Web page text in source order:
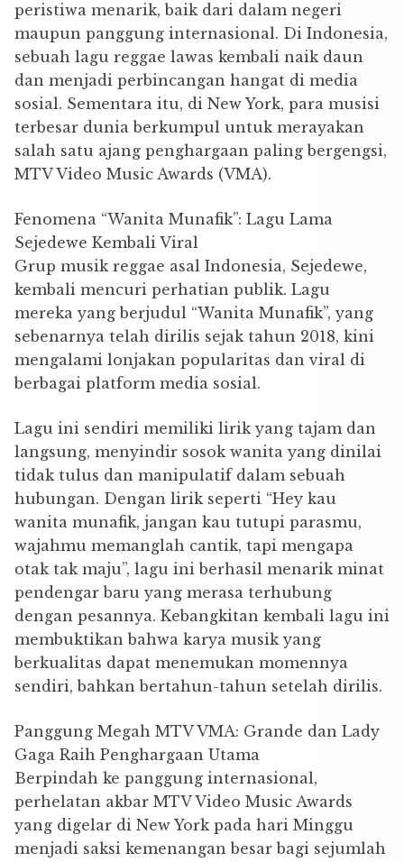
peristiwa menarik, baik dari dalam negeri
maupun panggung internasional. Di Indonesia,
sebuah lagu reggae lawas kembali naik daun
dan menjadi perbincangan hangat di media
sosial. Sementara itu, di New York, para musisi
terbesar dunia berkumpul untuk merayakan
salah satu ajang penghargaan paling bergengsi,
MTV Video Music Awards (VMA).
Fenomena “Wanita Munafik”: Lagu Lama
Sejedewe Kembali Viral
Grup musik reggae asal Indonesia, Sejedewe,
kembali mencuri perhatian publik. Lagu
mereka yang berjudul “Wanita Munafik”, yang
sebenarnya telah dirilis sejak tahun 2018, kini
mengalami lonjakan popularitas dan viral di
berbagai platform media sosial.
Lagu ini sendiri memiliki lirik yang tajam dan
langsung, menyindir sosok wanita yang dinilai
tidak tulus dan manipulatif dalam sebuah
hubungan. Dengan lirik seperti “Hey kau
wanita munafik, jangan kau tutupi parasmu,
wajahmu memanglah cantik, tapi mengapa
otak tak maju”, lagu ini berhasil menarik minat
pendengar baru yang merasa terhubung
dengan pesannya. Kebangkitan kembali lagu ini
membuktikan bahwa karya musik yang
berkualitas dapat menemukan momennya
sendiri, bahkan bertahun-tahun setelah dirilis.
Panggung Megah MTV VMA: Grande dan Lady
Gaga Raih Penghargaan Utama
Berpindah ke panggung internasional,
perhelatan akbar MTV Video Music Awards
yang digelar di New York pada hari Minggu
menjadi saksi kemenangan besar bagi sejumlah